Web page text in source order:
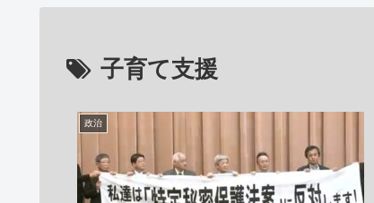
子育て支援
政治